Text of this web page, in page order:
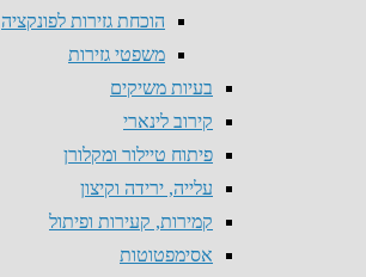
הוכחת גזירות לפונקציה
משפטי גזירות
בעיות משיקים
קירוב לינארי
פיתוח טיילור ומקלורן
עלייה, ירידה וקיצון
קמירות, קעירות ופיתול
אסימפטוטות